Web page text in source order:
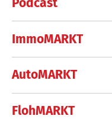
ImmoMARKT
AutoMARKT
FlohMARKT